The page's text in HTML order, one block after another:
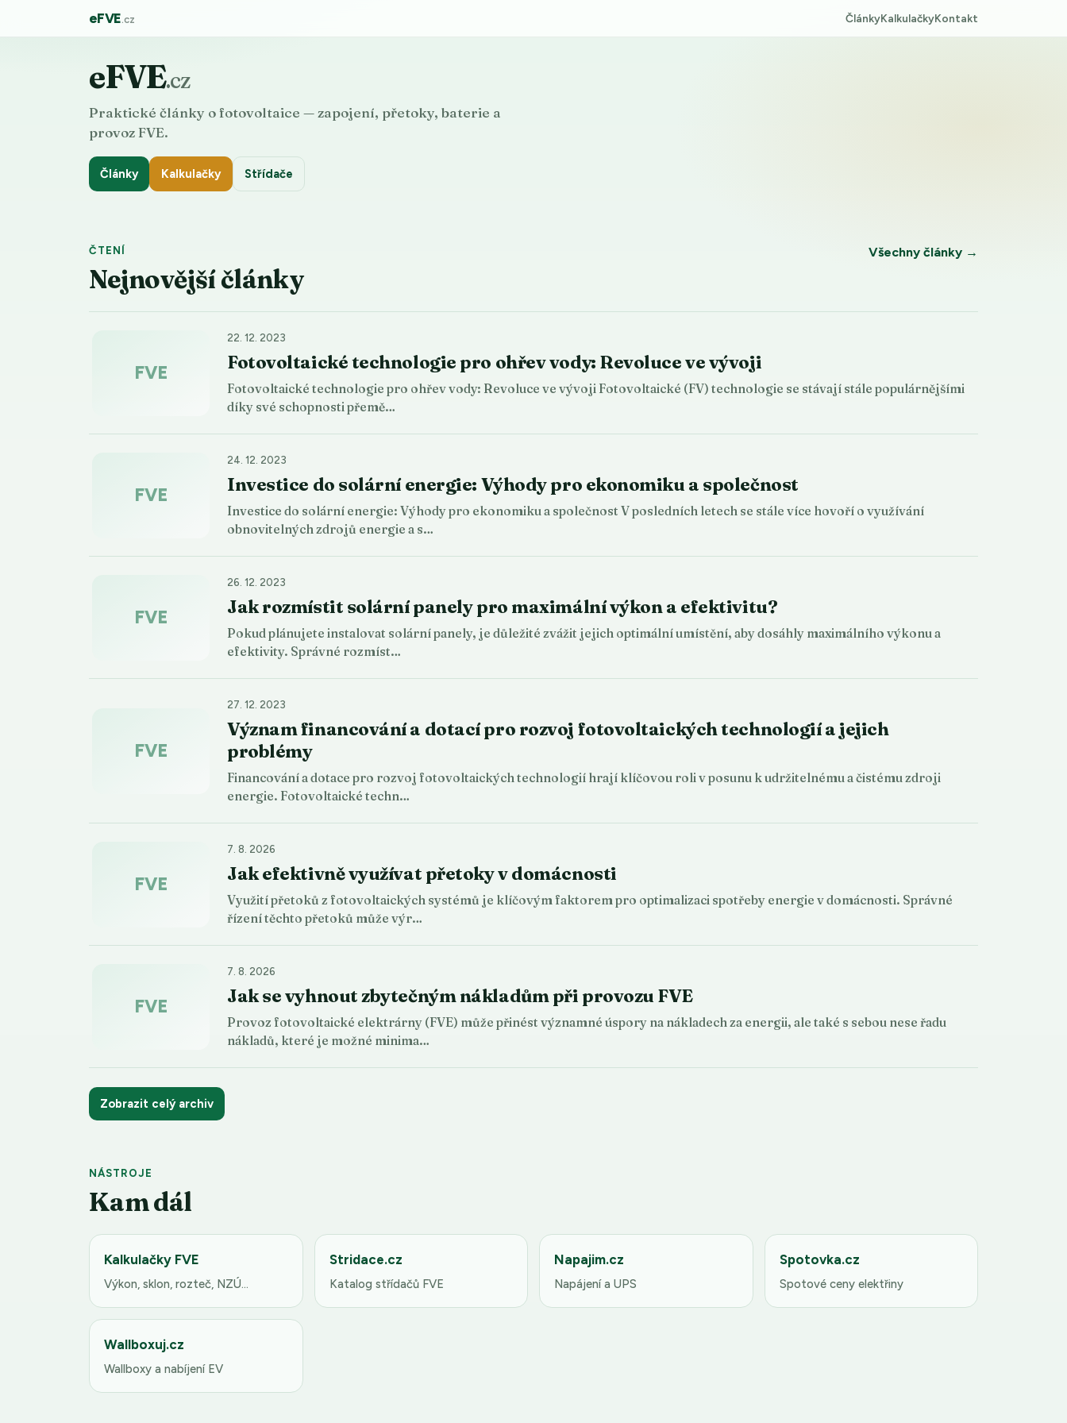
eFVE.cz ČlánkyKalkulačkyKontakt
eFVE.cz
Praktické články o fotovoltaice — zapojení, přetoky, baterie a
provoz FVE.
Články Kalkulačky Střídače
ČTENÍ
Nejnovější články
Všechny články →
FVE
22. 12. 2023
Fotovoltaické technologie pro ohřev vody: Revoluce ve vývoji
Fotovoltaické technologie pro ohřev vody: Revoluce ve vývoji Fotovoltaické (FV) technologie se stávají stále populárnějšími
díky své schopnosti přemě…
FVE
24. 12. 2023
Investice do solární energie: Výhody pro ekonomiku a společnost
Investice do solární energie: Výhody pro ekonomiku a společnost V posledních letech se stále více hovoří o využívání
obnovitelných zdrojů energie a s…
FVE
26. 12. 2023
Jak rozmístit solární panely pro maximální výkon a efektivitu?
Pokud plánujete instalovat solární panely, je důležité zvážit jejich optimální umístění, aby dosáhly maximálního výkonu a
efektivity. Správné rozmíst…
FVE
27. 12. 2023
Význam financování a dotací pro rozvoj fotovoltaických technologií a jejich
problémy
Financování a dotace pro rozvoj fotovoltaických technologií hrají klíčovou roli v posunu k udržitelnému a čistému zdroji
energie. Fotovoltaické techn…
FVE
7. 8. 2026
Jak efektivně využívat přetoky v domácnosti
Využití přetoků z fotovoltaických systémů je klíčovým faktorem pro optimalizaci spotřeby energie v domácnosti. Správné
řízení těchto přetoků může výr…
FVE
7. 8. 2026
Jak se vyhnout zbytečným nákladům při provozu FVE
Provoz fotovoltaické elektrárny (FVE) může přinést významné úspory na nákladech za energii, ale také s sebou nese řadu
nákladů, které je možné minima…
Zobrazit celý archiv
NÁSTROJE
Kam dál
Kalkulačky FVE
Výkon, sklon, rozteč, NZÚ…
Stridace.cz
Katalog střídačů FVE
Napajim.cz
Napájení a UPS
Spotovka.cz
Spotové ceny elektřiny
Wallboxuj.cz
Wallboxy a nabíjení EV